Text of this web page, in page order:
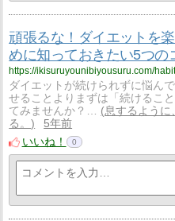
頑張るな！ダイエットを
めに知っておきたい5つの
https://ikisuruyounibiyousuru.com/
ダイエットが続けられずに悩ん
せることよりまずは「続けるこ
てみませんか？…
息するように
る。
5年前
いいね！
0